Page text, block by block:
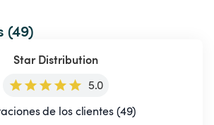
(49)
Star Distribution
5.0
de los clientes (49)